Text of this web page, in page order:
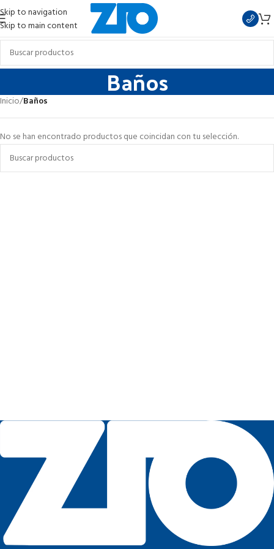
Skip to navigation
Skip to main content
Baños
Inicio/Baños
No se han encontrado productos que coincidan con tu selección.